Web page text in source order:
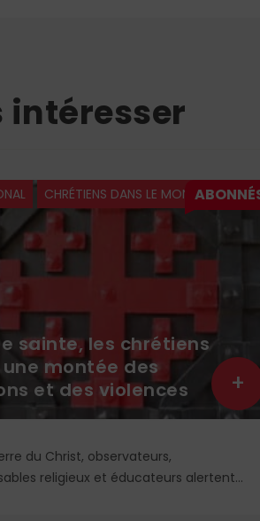
intéresser
CHRÉTIENS DANS LE MONDE
sainte, les chrétiens
montée des
et des violences
du Christ, observateurs,
religieux et éducateurs alertent
+